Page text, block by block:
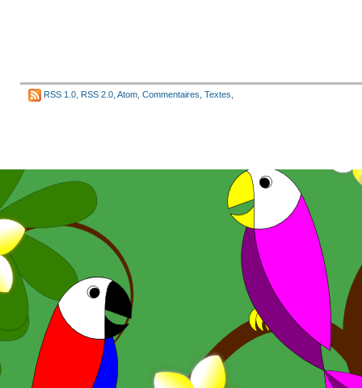
RSS 1.0 RSS 2.0 Atom Commentaires Textes